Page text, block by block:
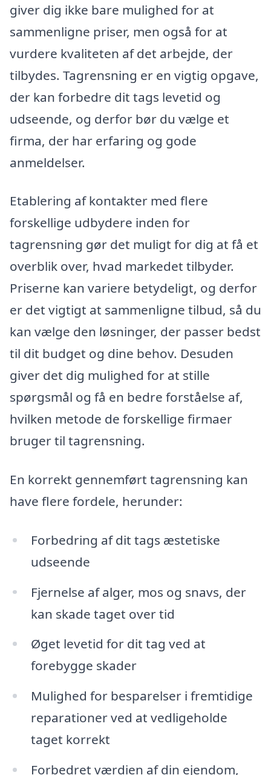
giver dig ikke bare mulighed for at
sammenligne priser, men også for at
vurdere kvaliteten af det arbejde, der
tilbydes. Tagrensning er en vigtig opgave,
der kan forbedre dit tags levetid og
udseende, og derfor bør du vælge et
firma, der har erfaring og gode
anmeldelser.
Etablering af kontakter med flere
forskellige udbydere inden for
tagrensning gør det muligt for dig at få et
overblik over, hvad markedet tilbyder.
Priserne kan variere betydeligt, og derfor
er det vigtigt at sammenligne tilbud, så du
kan vælge den løsninger, der passer bedst
til dit budget og dine behov. Desuden
giver det dig mulighed for at stille
spørgsmål og få en bedre forståelse af,
hvilken metode de forskellige firmaer
bruger til tagrensning.
En korrekt gennemført tagrensning kan
have flere fordele, herunder:
Forbedring af dit tags æstetiske
udseende
Fjernelse af alger, mos og snavs, der
kan skade taget over tid
Øget levetid for dit tag ved at
forebygge skader
Mulighed for besparelser i fremtidige
reparationer ved at vedligeholde
taget korrekt
Forbedret værdien af din ejendom,